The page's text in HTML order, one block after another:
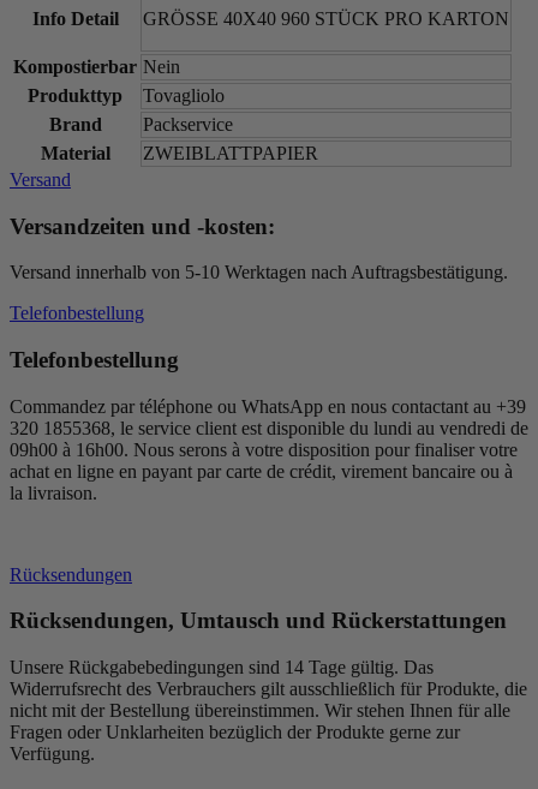
Info Detail GRÖSSE 40X40 960 STÜCK PRO KARTON
Kompostierbar Nein
Produkttyp
Tovagliolo
Brand
Packservice
Material
ZWEIBLATTPAPIER
Versand
Versandzeiten und -kosten:
Versand innerhalb von 5-10 Werktagen nach Auftragsbestätigung.
Telefonbestellung
Telefonbestellung
Commandez par téléphone ou WhatsApp en nous contactant au +39
320 1855368, le service client est disponible du lundi au vendredi de
09h00 à 16h00. Nous serons à votre disposition pour finaliser votre
achat en ligne en payant par carte de crédit, virement bancaire ou à
la livraison.
Rücksendungen
Rücksendungen, Umtausch und Rückerstattungen
Unsere Rückgabebedingungen sind 14 Tage gültig. Das
Widerrufsrecht des Verbrauchers gilt ausschließlich für Produkte, die
nicht mit der Bestellung übereinstimmen. Wir stehen Ihnen für alle
Fragen oder Unklarheiten bezüglich der Produkte gerne zur
Verfügung.